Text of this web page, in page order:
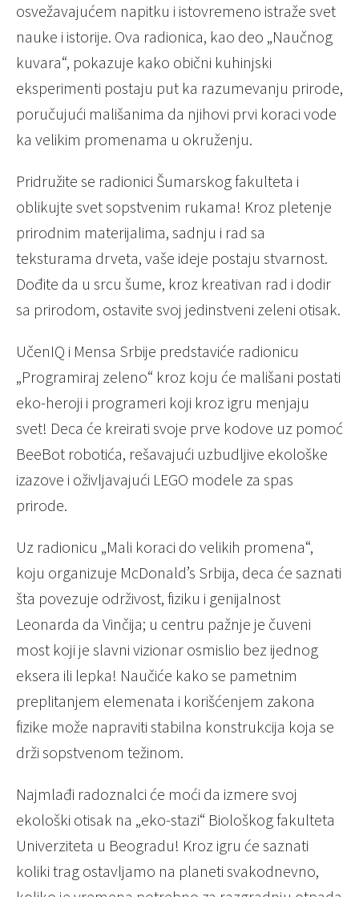
osvežavajućem napitku i istovremeno istraže svet
nauke i istorije. Ova radionica, kao deo „Naučnog
kuvara“, pokazuje kako obični kuhinjski
eksperimenti postaju put ka razumevanju prirode,
poručujući mališanima da njihovi prvi koraci vode
ka velikim promenama u okruženju.
Pridružite se radionici Šumarskog fakulteta i
oblikujte svet sopstvenim rukama! Kroz pletenje
prirodnim materijalima, sadnju i rad sa
teksturama drveta, vaše ideje postaju stvarnost.
Dođite da u srcu šume, kroz kreativan rad i dodir
sa prirodom, ostavite svoj jedinstveni zeleni otisak.
UčenIQ i Mensa Srbije predstaviće radionicu
„Programiraj zeleno“ kroz koju će mališani postati
eko-heroji i programeri koji kroz igru menjaju
svet! Deca će kreirati svoje prve kodove uz pomoć
BeeBot robotića, rešavajući uzbudljive ekološke
izazove i oživljavajući LEGO modele za spas
prirode.
Uz radionicu „Mali koraci do velikih promena“,
koju organizuje McDonald’s Srbija, deca će saznati
šta povezuje održivost, fiziku i genijalnost
Leonarda da Vinčija; u centru pažnje je čuveni
most koji je slavni vizionar osmislio bez ijednog
eksera ili lepka! Naučiće kako se pametnim
preplitanjem elemenata i korišćenjem zakona
fizike može napraviti stabilna konstrukcija koja se
drži sopstvenom težinom.
Najmlađi radoznalci će moći da izmere svoj
ekološki otisak na „eko-stazi“ Biološkog fakulteta
Univerziteta u Beogradu! Kroz igru će saznati
koliki trag ostavljamo na planeti svakodnevno,